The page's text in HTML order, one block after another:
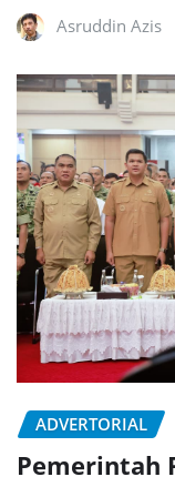
Asruddin Azis
ADVERTORIAL
Pemerintah